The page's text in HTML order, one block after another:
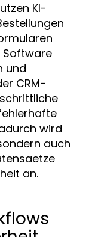
KI-
Software
und
CRM-
wird
auch
an.